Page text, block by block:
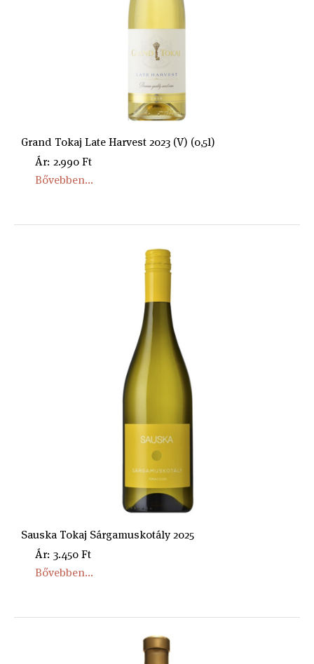
Grand Tokaj Late Harvest 2023 (V) (0,5l)
Ár: 2.990 Ft
Bővebben...
Sauska Tokaj Sárgamuskotály 2025
Ár: 3.450 Ft
Bővebben...